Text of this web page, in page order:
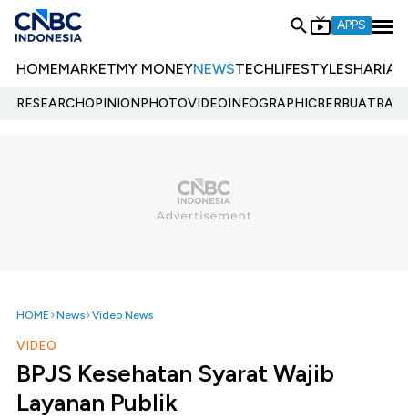
APPS
HOMEMARKETMY MONEYNEWSTECHLIFESTYLESHARIA
RESEARCHOPINIONPHOTOVIDEOINFOGRAPHIC
HOME News Video News
VIDEO
BPJS Kesehatan Syarat Wajib
Layanan Publik